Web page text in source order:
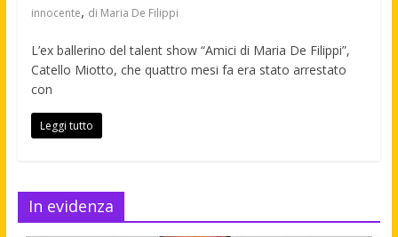
innocente, di Maria De Filippi
L’ex ballerino del talent show “Amici di Maria De Filippi”,
Catello Miotto, che quattro mesi fa era stato arrestato
con
Leggi tutto
In evidenza